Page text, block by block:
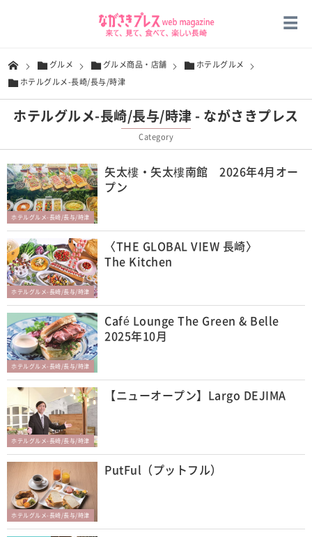
グルメ グルメ商品・店舗
ホテルグルメ
ホテルグルメ-長崎/長与/時津
ホテルグルメ-長崎/長与/時津 - ながさきプレス
Category
ホテルグルメ-長崎/長与/時津
矢太樓・矢太樓南館 2026年4月オー
プン
ホテルグルメ-長崎/長与/時津
〈THE GLOBAL VIEW 長崎〉
The Kitchen
ホテルグルメ-長崎/長与/時津
Café Lounge The Green & Belle
2025年10月
ホテルグルメ-長崎/長与/時津
【ニューオープン】Largo DEJIMA
ホテルグルメ-長崎/長与/時津
PutFul（プットフル）